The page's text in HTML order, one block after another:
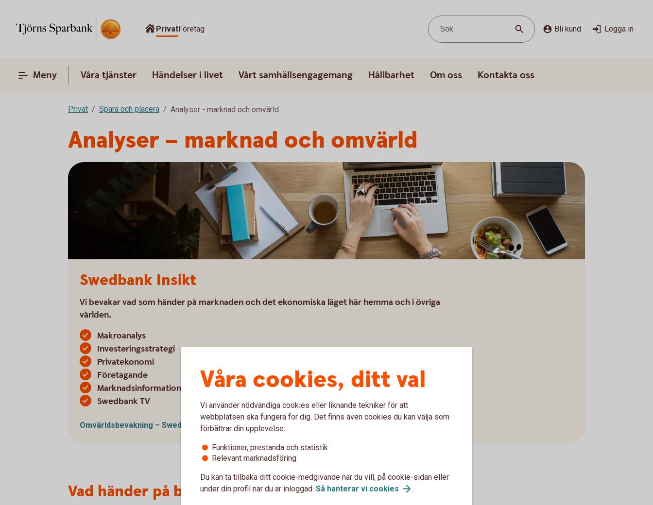
PrivatFöretag Sök Bli kund Logga in
Meny Våra tjänster Händelser i livet Vårt samhällsengagemang Hållbarhet Om oss Kontakta oss
Privat Spara och placera Analyser - marknad och omvärld
Analyser – marknad och omvärld
Swedbank Insikt
Vi bevakar vad som händer på marknaden och det ekonomiska läget här hemma och i övriga
världen.
Makroanalys
Investeringsstrategi
Privatekonomi
Företagande
Marknadsinformation
Swedbank TV
Omvärldsbevakning – SwedbankInsikt
Vad händer på börsen?
Våra cookies, ditt val
Vi använder nödvändiga cookies eller liknande tekniker för att
webbplatsen ska fungera för dig. Det finns även cookies du kan välja som
förbättrar din upplevelse:
Funktioner, prestanda och statistik
Relevant marknadsföring
Du kan ta tillbaka ditt cookie-medgivande när du vill, på cookie-sidan eller
under din profil när du är inloggad. Så hanterar vi cookies .